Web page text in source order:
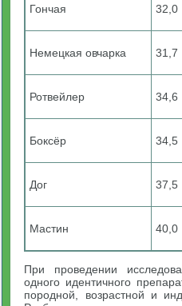
Гончая 32,0
Немецкая овчарка 31,7
Ротвейлер 34,6
Боксёр 34,5
Дог 37,5
Мастин 40,0
При проведении
одного идентичного
породной, возрастной и